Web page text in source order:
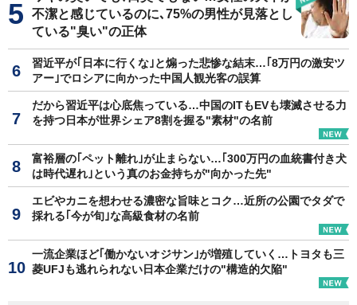
不潔と感じているのに､75%の男性が見落とし
ている"臭い"の正体
習近平が｢日本に行くな｣と煽った悲惨な結末…｢8万円の激安ツ
アー｣でロシアに向かった中国人観光客の誤算
だから習近平は心底焦っている…中国のITもEVも壊滅させる力
を持つ日本が世界シェア8割を握る"素材"の名前
富裕層の｢ペット離れ｣が止まらない…｢300万円の血統書付き犬
は時代遅れ｣という真のお金持ちが"向かった先"
エビやカニを想わせる濃密な旨味とコク…近所の公園でタダで
採れる｢今が旬｣な高級食材の名前
一流企業ほど｢働かないオジサン｣が増殖していく…トヨタも三
菱UFJも逃れられない日本企業だけの"構造的欠陥"